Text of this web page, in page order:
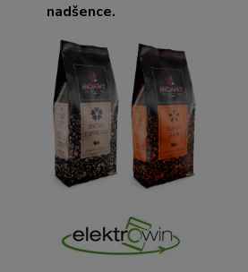
nadšence.